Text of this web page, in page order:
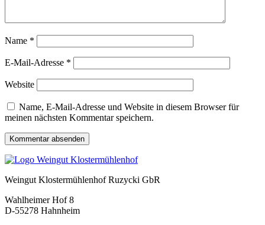
Name *
E-Mail-Adresse *
Website
Name, E-Mail-Adresse und Website in diesem Browser für
meinen nächsten Kommentar speichern.
Weingut Klostermühlenhof Ruzycki GbR
Wahlheimer Hof 8
D-55278 Hahnheim